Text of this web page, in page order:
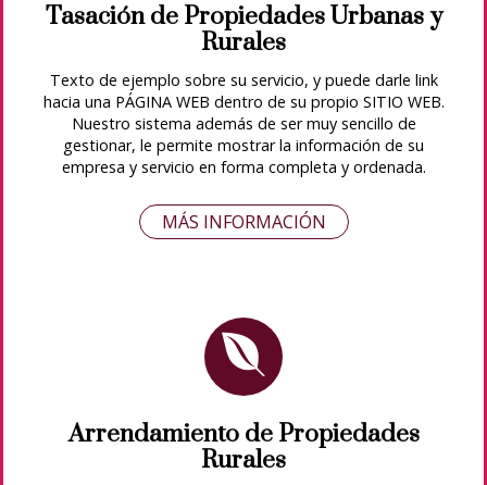
Tasación de Propiedades Urbanas y
Rurales
Texto de ejemplo sobre su servicio, y puede darle link
hacia una PÁGINA WEB dentro de su propio SITIO WEB.
Nuestro sistema además de ser muy sencillo de
gestionar, le permite mostrar la información de su
empresa y servicio en forma completa y ordenada.
MÁS INFORMACIÓN
Arrendamiento de Propiedades
Rurales